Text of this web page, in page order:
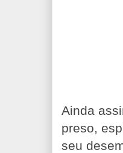
Ainda
preso,
seu